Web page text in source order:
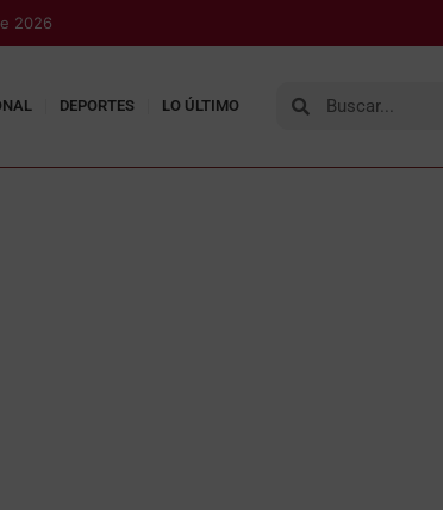
2026
DEPORTES LO ÚLTIMO